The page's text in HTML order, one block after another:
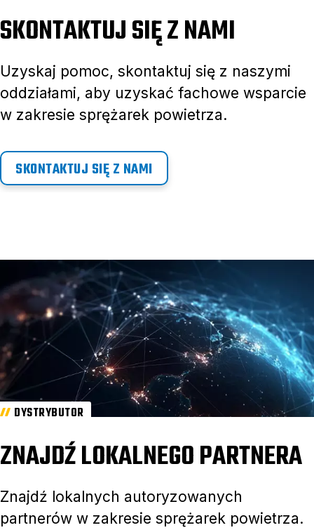
SKONTAKTUJ SIĘ Z NAMI
Uzyskaj pomoc, skontaktuj się z naszymi
oddziałami, aby uzyskać fachowe wsparcie
w zakresie sprężarek powietrza.
SKONTAKTUJ SIĘ Z NAMI
DYSTRYBUTOR
ZNAJDŹ LOKALNEGO PARTNERA
Znajdź lokalnych autoryzowanych
partnerów w zakresie sprężarek powietrza.